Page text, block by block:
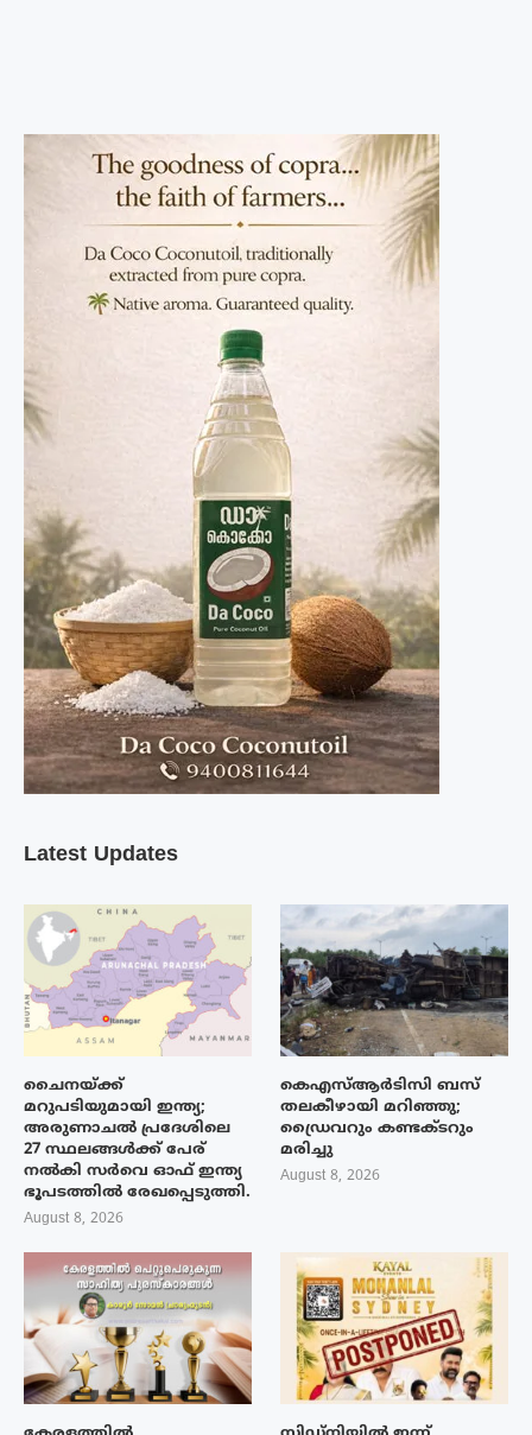
Latest Updates
ചൈനയ്ക്ക്
മറുപടിയുമായി ഇന്ത്യ;
അരുണാചൽ പ്രദേശിലെ
27 സ്ഥലങ്ങൾക്ക് പേര്
നൽകി സർവെ ഓഫ് ഇന്ത്യ
ഭൂപടത്തിൽ രേഖപ്പെടുത്തി.
August 8, 2026
കെഎസ്ആർടിസി ബസ്
തലകീഴായി മറിഞ്ഞു;
ഡ്രൈവറും കണ്ടക്ടറും
മരിച്ചു
August 8, 2026